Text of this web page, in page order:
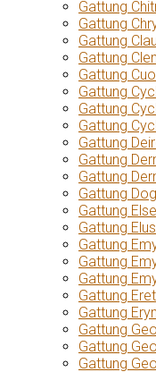
Gattung
Gattung
Gattung
Gattung
Gattung
Gattung
Gattung
Gattung
Gattung
Gattung
Gattung
Gattung
Gattung
Gattung
Gattung
Gattung
Gattung
Gattung
Gattung
Gattung
Gattung
Gattung